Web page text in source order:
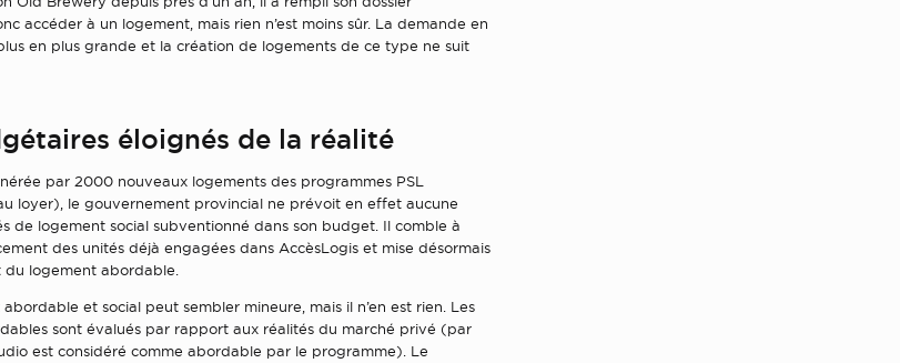
accéder à un logement, mais rien n’est moins sûr. La demande en
en plus grande et la création de logements de ce type ne suit
éloignés de la réalité
par 2000 nouveaux logements des programmes PSL
loyer), le gouvernement provincial ne prévoit en effet aucune
de logement social subventionné dans son budget. Il comble à
des unités déjà engagées dans AccèsLogis et mise désormais
logement abordable.
et social peut sembler mineure, mais il n’en est rien. Les
sont évalués par rapport aux réalités du marché privé (par
est considéré comme abordable par le programme). Le